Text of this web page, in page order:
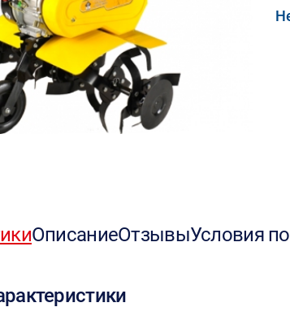
ОписаниеОтзывыУсловия